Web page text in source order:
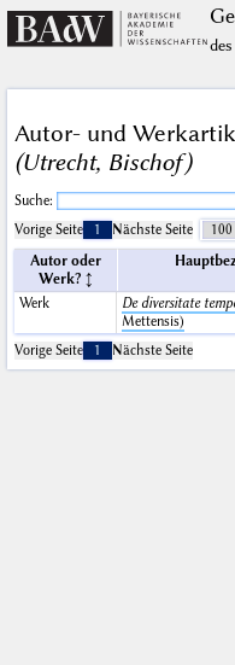
Autor- und
(Utrecht, Bischof)
Suche:
Vorige Seite
1 Nächste Seite
Autor oder
Werk?
Werk De diversitate
Mettensis)
Vorige Seite
1 Nächste Seite